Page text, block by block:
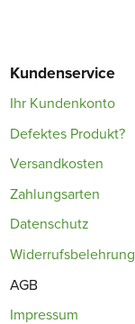
Kundenservice
Ihr Kundenkonto
Defektes Produkt?
Versandkosten
Zahlungsarten
Datenschutz
Widerrufsbelehrung
AGB
Impressum